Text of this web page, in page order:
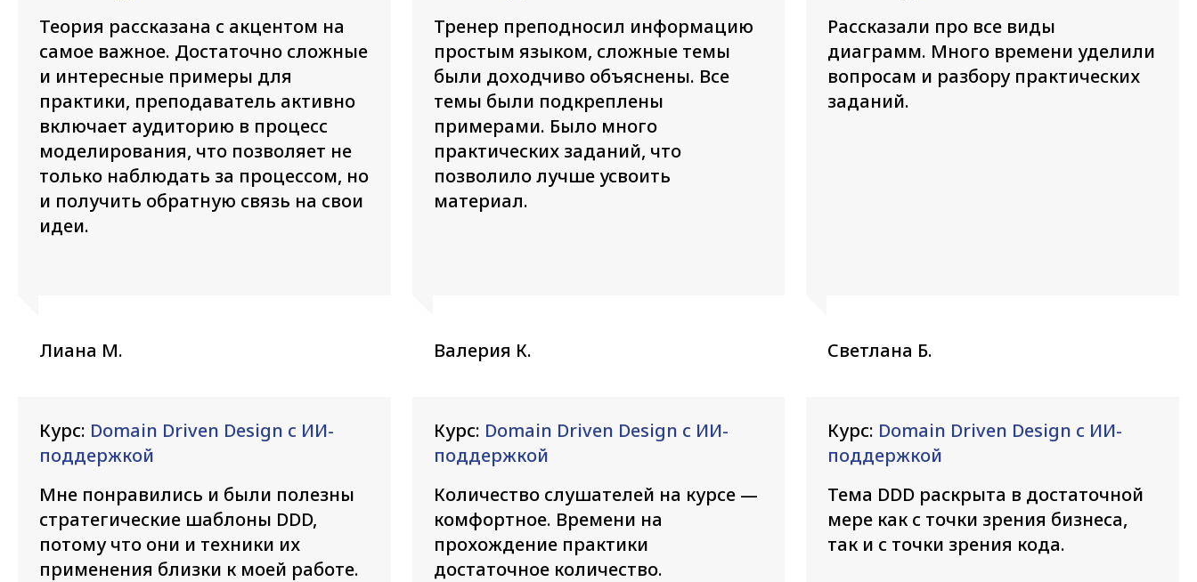
Теория рассказана с акцентом на
самое важное. Достаточно сложные
и интересные примеры для
практики, преподаватель активно
включает аудиторию в процесс
моделирования, что позволяет не
только наблюдать за процессом, но
и получить обратную связь на свои
идеи.
Лиана М.
Тренер преподносил информацию
простым языком, сложные темы
были доходчиво объяснены. Все
темы были подкреплены
примерами. Было много
практических заданий, что
позволило лучше усвоить
материал.
Валерия К.
Рассказали про все виды
диаграмм. Много времени уделили
вопросам и разбору практических
заданий.
Светлана Б.
Курс: Domain Driven Design с ИИ-
поддержкой
Мне понравились и были полезны
стратегические шаблоны DDD,
потому что они и техники их
применения близки к моей работе.
Курс: Domain Driven Design с ИИ-
поддержкой
Количество слушателей на курсе —
комфортное. Времени на
прохождение практики
достаточное количество.
Курс: Domain Driven Design с ИИ-
поддержкой
Тема DDD раскрыта в достаточной
мере как с точки зрения бизнеса,
так и с точки зрения кода.